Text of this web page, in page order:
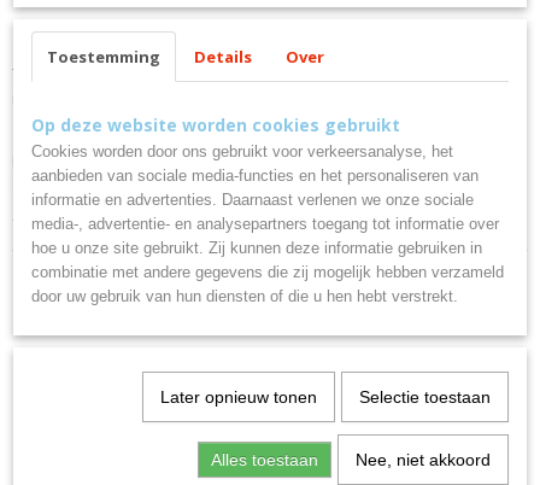
EAN code
8434344038788
DOGO PREMIUM
T-shirt met korte mouwen. Ronde kraag met 4 lagen en versterkte
Material: 100% katoen, single jersey, 165 g/m². Kleur heather grijs 58:
85% katoen/ 15% viscose.
*Verwijderbaar label.
Ook interessant
Toestemming Details Over
Op deze website worden cookies gebruikt
Cookies worden door ons gebruikt voor verkeersanalyse, het
aanbieden van sociale media-functies en het personaliseren van
informatie en advertenties. Daarnaast verlenen we onze sociale
media-, advertentie- en analysepartners toegang tot informatie over
hoe u onze site gebruikt. Zij kunnen deze informatie gebruiken in
combinatie met andere gegevens die zij mogelijk hebben verzameld
door uw gebruik van hun diensten of die u hen hebt verstrekt.
Later opnieuw tonen Selectie toestaan
Alles toestaan Nee, niet akkoord